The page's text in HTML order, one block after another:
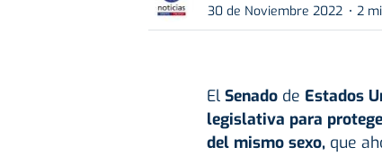
30 de Noviembre 2022
2
El Senadode Estados
legislativa para
del mismo sexo,que